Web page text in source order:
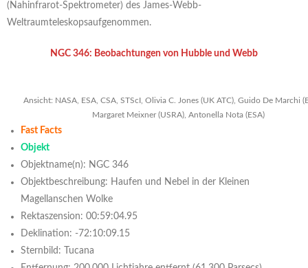
(Nahinfrarot-Spektrometer) des James-Webb-
Weltraumteleskopsaufgenommen.
NGC 346: Beobachtungen von Hubble und Webb
Ansicht: NASA, ESA, CSA, STScI, Olivia C. Jones (UK ATC), Guido De Marchi
Margaret Meixner (USRA), Antonella Nota (ESA)
Fast Facts
Objekt
Objektname(n): NGC 346
Objektbeschreibung: Haufen und Nebel in der Kleinen
Magellanschen Wolke
Rektaszension: 00:59:04.95
Deklination: -72:10:09.15
Sternbild: Tucana